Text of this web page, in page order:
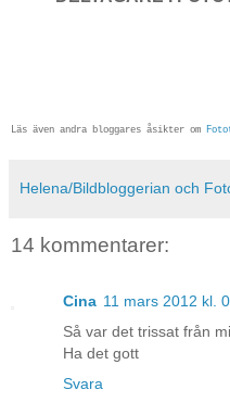
Läs även andra bloggares åsikter om
Helena/Bildbloggerian och
14 kommentarer:
Cina 11 mars 2012 kl.
Så var det trissat från
Ha det gott
Svara